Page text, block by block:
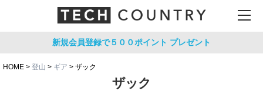
新規会員登録で５００ポイント プレゼント
HOME 登山 ギア ザック
ザック